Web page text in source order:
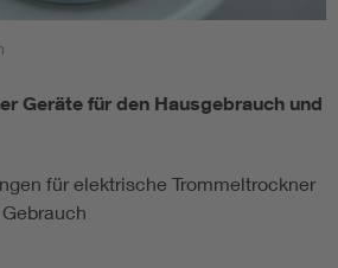
im Kontext der Normung
in der Übersicht
Geräte für den Hausgebrauch und
für elektrische Trommeltrockner